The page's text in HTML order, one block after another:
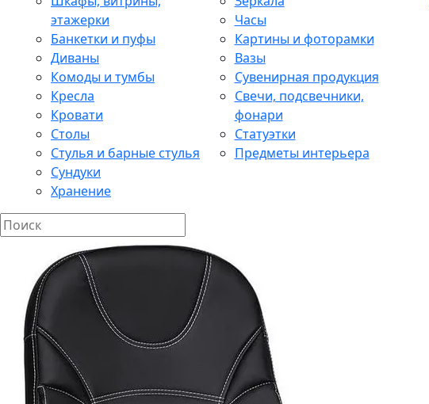
этажерки
Банкетки и пуфы
Диваны
Комоды и тумбы
Кресла
Кровати
Столы
Стулья и барные стулья
Сундуки
Хранение
Часы
Картины и фоторамки
Вазы
Сувенирная продукция
Свечи, подсвечники,
фонари
Статуэтки
Предметы интерьера